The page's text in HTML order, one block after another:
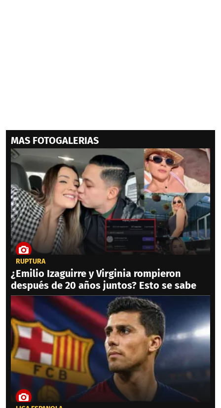
MAS FOTOGALERIAS
RUPTURA
¿Emilio Izaguirre y Virginia rompieron
después de 20 años juntos? Esto se sabe